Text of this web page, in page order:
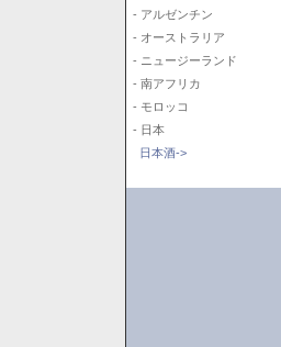
- アルゼンチン
- オーストラリア
- ニュージーランド
- 南アフリカ
- モロッコ
- 日本
日本酒->